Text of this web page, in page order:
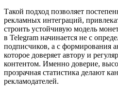
Такой подход позволяет
рекламных интеграций,
строить устойчивую модель
в Telegram начинается не с
подписчиков, а с формирования
которое доверяет автору и
контентом. Именно доверие,
прозрачная статистика делают
рекламодателей.